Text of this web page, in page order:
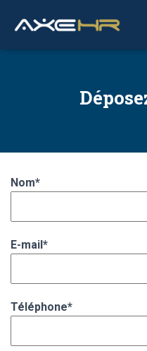
Nom*
E-mail*
Téléphone*